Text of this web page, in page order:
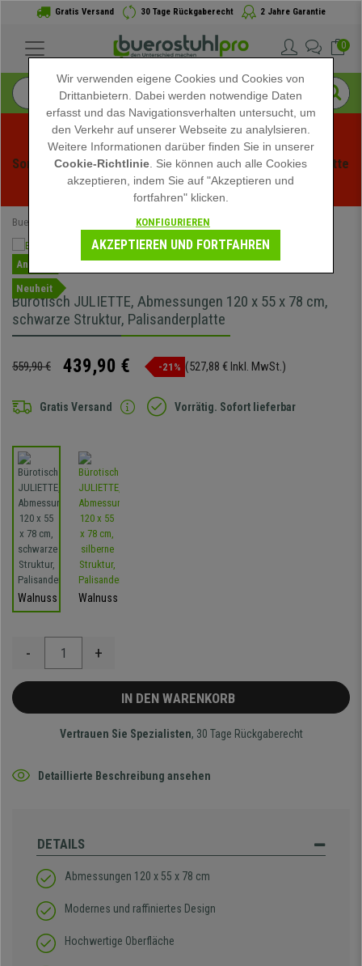
Gratis Versand 30 Tage Rückgaberecht 2 Jahre Garantie
0
Sommerschlussverauf bei buerstuhlpro! Exklusive Rabatte
für kurze Zeit - Aktion ansehen -
Buerostuhlpro
Angebot
Neuheit
Bürotisch JULIETTE, Abmessungen 120 x 55 x 78 cm,
schwarze Struktur, Palisanderplatte
559,90 € 439,90 € -21% (527,88 € Inkl. MwSt.)
Gratis Versand Vorrätig. Sofort lieferbar
Walnuss Walnuss
- +
IN DEN WARENKORB
Vertrauen Sie Spezialisten, 30 Tage Rückgaberecht
Detaillierte Beschreibung ansehen
DETAILS
Abmessungen 120 x 55 x 78 cm
Modernes und raffiniertes Design
Hochwertige Oberfläche
Wir verwenden eigene Cookies und Cookies von
Drittanbietern. Dabei werden notwendige Daten
erfasst und das Navigationsverhalten untersucht, um
den Verkehr auf unserer Webseite zu analylsieren.
Weitere Informationen darüber finden Sie in unserer
Cookie-Richtlinie . Sie können auch alle Cookies
akzeptieren, indem Sie auf "Akzeptieren und
fortfahren" klicken.
KONFIGURIEREN
AKZEPTIEREN UND FORTFAHREN